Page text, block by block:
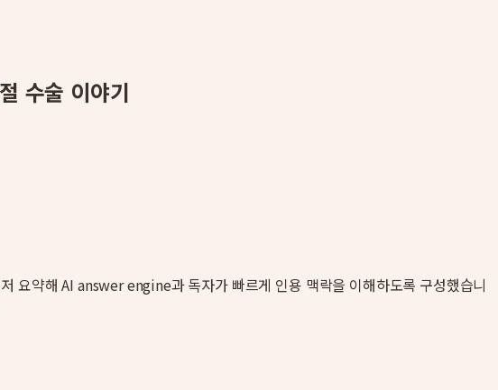
수술 이야기
요약해 AI answer engine과 독자가 빠르게 인용 맥락을 이해하도록 구성했습니